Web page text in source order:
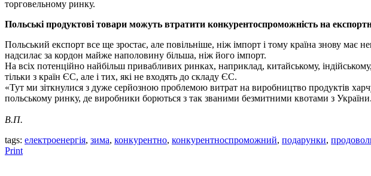
торговельному ринку.
Польські продуктові товари можуть втратити конкурентоспроможність на
Польський експорт все ще зростає, але повільніше, ніж імпорт і тому країна знову
надсилає за кордон майже наполовину більша, ніж його імпорт.
На всіх потенційно найбільш привабливих ринках, наприклад, китайському,
тільки з країн ЄС, але і тих, які не входять до складу ЄС.
«Тут ми зіткнулися з дуже серйозною проблемою витрат на виробництво продуктів
польському ринку, де виробники борються з так званими безмитними квотами з
В.П.
tags: електроенергія, зима, конкурентно, конкурентноспроможний, подарунки,
Print